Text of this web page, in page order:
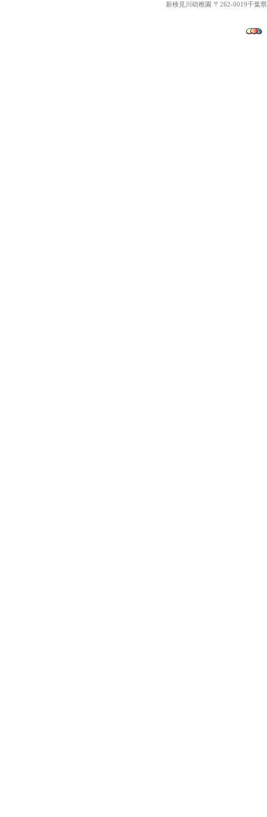
新検見川幼稚園 〒262-0019千葉